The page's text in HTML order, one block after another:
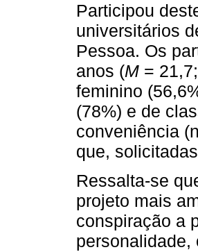
Participou
universitários
Pessoa. Os
anos (M = 21,7;
feminino
(78%) e de
conveniência
que,
Ressalta-se
projeto mais
conspiração a